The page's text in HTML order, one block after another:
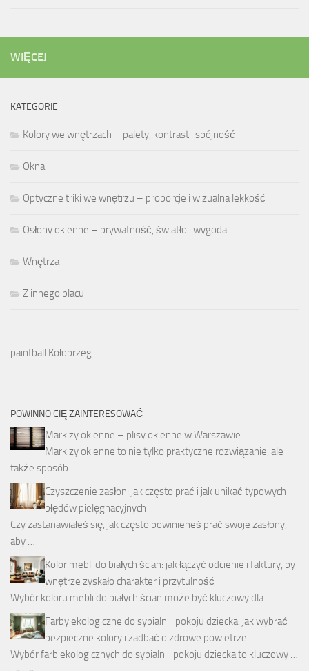
WIĘCEJ
KATEGORIE
Kolory we wnętrzach – palety, kontrast i spójność
Okna
Optyczne triki we wnętrzu – proporcje i wizualna lekkość
Osłony okienne – prywatność, światło i wygoda
Wnętrza
Z innego placu
paintball Kołobrzeg
POWINNO CIĘ ZAINTERESOWAĆ
Markizy okienne – plisy okienne w Warszawie
Markizy okienne to nie tylko praktyczne rozwiązanie, ale
także sposób …
Czyszczenie zasłon: jak często prać i jak unikać typowych
błędów pielęgnacyjnych
Czy zastanawiałeś się, jak często powinieneś prać swoje zasłony,
aby …
Kolor mebli do białych ścian: jak łączyć odcienie i faktury, by
wnętrze zyskało charakter i przytulność
Wybór koloru mebli do białych ścian może być kluczowy dla …
Farby ekologiczne do sypialni i pokoju dziecka: jak wybrać
bezpieczne kolory i zadbać o zdrowe powietrze
Wybór farb ekologicznych do sypialni i pokoju dziecka to kluczowy …